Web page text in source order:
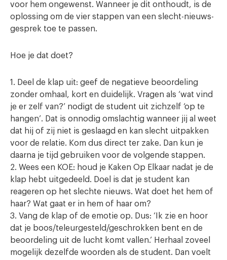
voor hem ongewenst. Wanneer je dit onthoudt, is de
oplossing om de vier stappen van een slecht-nieuws-
gesprek toe te passen.
Hoe je dat doet?
1. Deel de klap uit: geef de negatieve beoordeling
zonder omhaal, kort en duidelijk. Vragen als ‘wat vind
je er zelf van?’ nodigt de student uit zichzelf ‘op te
hangen’. Dat is onnodig omslachtig wanneer jij al weet
dat hij of zij niet is geslaagd en kan slecht uitpakken
voor de relatie. Kom dus direct ter zake. Dan kun je
daarna je tijd gebruiken voor de volgende stappen.
2. Wees een KOE: houd je Kaken Op Elkaar nadat je de
klap hebt uitgedeeld. Doel is dat je student kan
reageren op het slechte nieuws. Wat doet het hem of
haar? Wat gaat er in hem of haar om?
3. Vang de klap of de emotie op. Dus: ‘Ik zie en hoor
dat je boos/teleurgesteld/geschrokken bent en de
beoordeling uit de lucht komt vallen.’ Herhaal zoveel
mogelijk dezelfde woorden als de student. Dan voelt